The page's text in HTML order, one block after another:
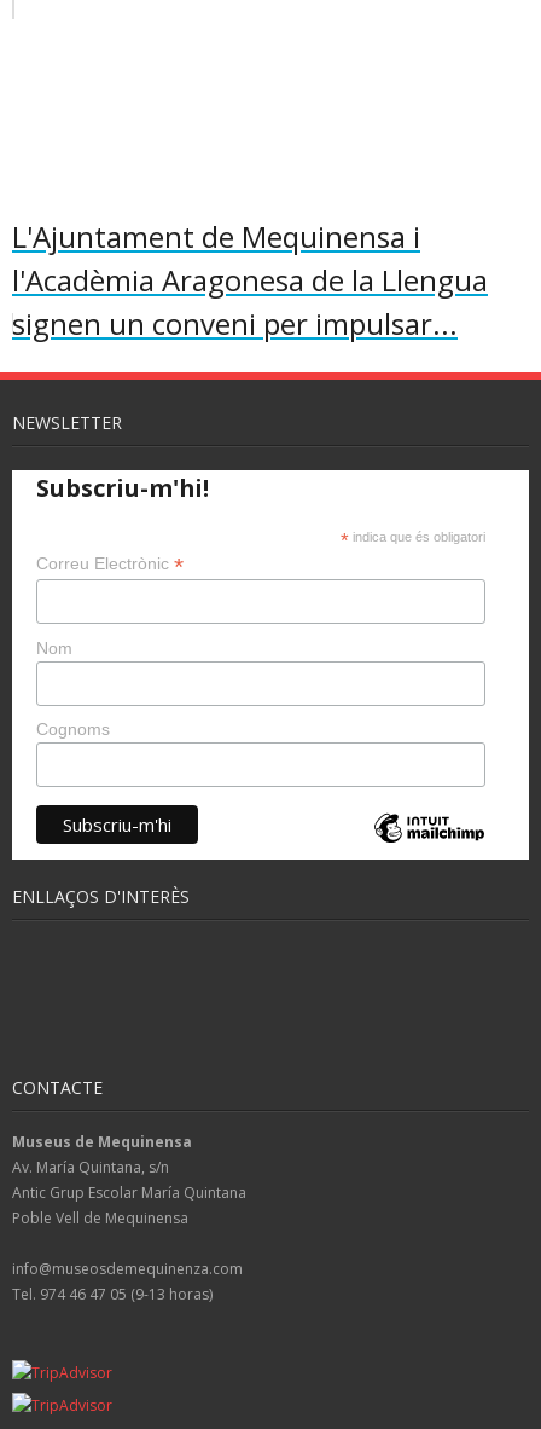
L'Ajuntament de Mequinensa i
l'Acadèmia Aragonesa de la Llengua
signen un conveni per impulsar...
NEWSLETTER
Subscriu-m'hi!
* indica que és obligatori
Correu Electrònic *
Nom
Cognoms
ENLLAÇOS D'INTERÈS
CONTACTE
Museus de Mequinensa
Av. María Quintana, s/n
Antic Grup Escolar María Quintana
Poble Vell de Mequinensa
info@museosdemequinenza.com
Tel. 974 46 47 05 (9-13 horas)